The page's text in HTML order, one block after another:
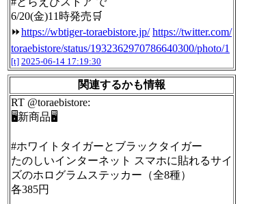
6/20(金)11時発売🛒
⏩https://wbtiger-toraebistore.jp/ https://twitter.com/
toraebistore/status/1932362970786640300/photo/1
[t] 2025-06-14 17:19:30
関連するかも情報
RT @toraebistore:
🖥新商品🖥
#ホワイトタイガーとブラックタイガー
たのしいインターネット スマホに貼れるサイ
ズのホログラムステッカー（全8種）
各385円